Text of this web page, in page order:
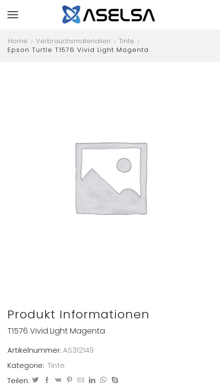
Home Verbrauchsmaterialien
Tinte
Epson Turtle T1576 Vivid Light Magenta
Produkt Informationen
T1576 Vivid Light Magenta
Artikelnummer:AS312149
Kategorie: Tinte
Teilen: